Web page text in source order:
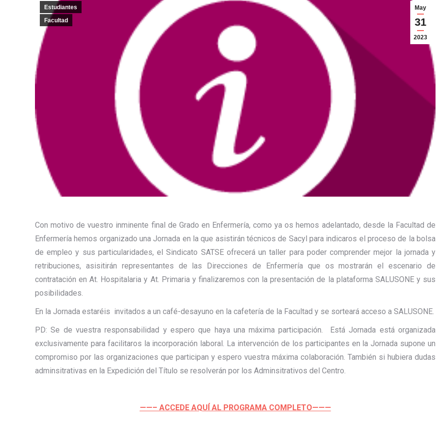
May
31
2023
Estudiantes
Facultad
Con motivo de vuestro inminente final de Grado en Enfermería, como ya os hemos adelantado, desde la Facultad de
Enfermería hemos organizado una Jornada en la que asistirán técnicos de Sacyl para indicaros el proceso de la bolsa
de empleo y sus particularidades, el Sindicato SATSE ofrecerá un taller para poder comprender mejor la jornada y
retribuciones, asisitirán representantes de las Direcciones de Enfermería que os mostrarán el escenario de
contratación en At. Hospitalaria y At. Primaria y finalizaremos con la presentación de la plataforma SALUSONE y sus
posibilidades.
En la Jornada estaréis invitados a un café-desayuno en la cafetería de la Facultad y se sorteará acceso a SALUSONE.
PD: Se de vuestra responsabilidad y espero que haya una máxima participación. Está Jornada está organizada
exclusivamente para facilitaros la incorporación laboral. La intervención de los participantes en la Jornada supone un
compromiso por las organizaciones que participan y espero vuestra máxima colaboración. También si hubiera dudas
adminsitrativas en la Expedición del Título se resolverán por los Adminsitrativos del Centro.
——– ACCEDE AQUÍ AL PROGRAMA COMPLETO———